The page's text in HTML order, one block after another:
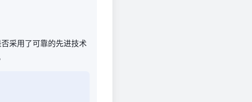
采用了可靠的先进技术